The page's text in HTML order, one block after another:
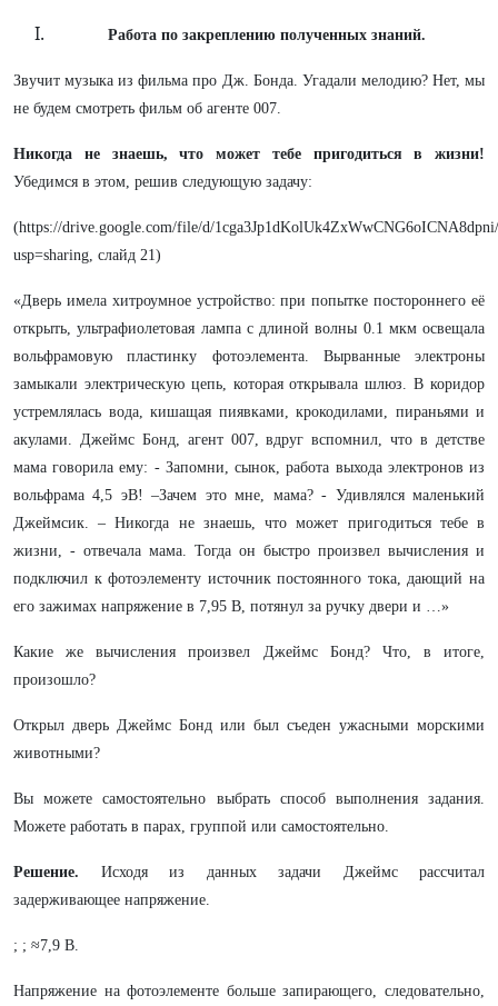
Работа по закреплению полученных знаний.
Звучит музыка из фильма про Дж. Бонда. Угадали мелодию? Нет, мы
не будем смотреть фильм об агенте 007.
Никогда не знаешь, что может тебе пригодиться в жизни!
Убедимся в этом, решив следующую задачу:
(https://drive.google.com/file/d/
usp=sharing, слайд 21)
«Дверь имела хитроумное устройство: при попытке постороннего её
открыть, ультрафиолетовая лампа с длиной волны 0.1 мкм освещала
вольфрамовую пластинку фотоэлемента. Вырванные электроны
замыкали электрическую цепь, которая открывала шлюз. В коридор
устремлялась вода, кишащая пиявками, крокодилами, пираньями и
акулами. Джеймс Бонд, агент 007, вдруг вспомнил, что в детстве
мама говорила ему: - Запомни, сынок, работа выхода электронов из
вольфрама 4,5 эВ! –Зачем это мне, мама? - Удивлялся маленький
Джеймсик. – Никогда не знаешь, что может пригодиться тебе в
жизни, - отвечала мама. Тогда он быстро произвел вычисления и
подключил к фотоэлементу источник постоянного тока, дающий на
его зажимах напряжение в 7,95 В, потянул за ручку двери и …»
Какие же вычисления произвел Джеймс Бонд? Что, в итоге,
произошло?
Открыл дверь Джеймс Бонд или был съеден ужасными морскими
животными?
Вы можете самостоятельно выбрать способ выполнения задания.
Можете работать в парах, группой или самостоятельно.
Решение. Исходя из данных задачи Джеймс рассчитал
задерживающее напряжение.
; ; ≈7,9 В.
Напряжение на фотоэлементе больше запирающего, следовательно,